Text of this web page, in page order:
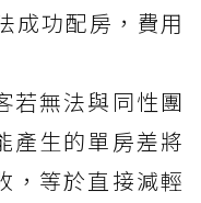
成功配房，費用
若無法與同性團
產生的單房差將
，等於直接減輕